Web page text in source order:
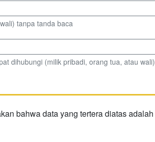
tanpa tanda baca
dihubungi (milik pribadi, orang tua, atau wali)
bahwa data yang tertera diatas adalah